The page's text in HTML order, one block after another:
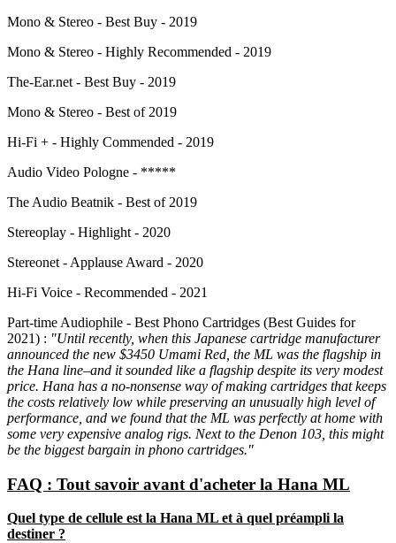
Mono & Stereo - Best Buy - 2019
Mono & Stereo - Highly Recommended - 2019
The-Ear.net - Best Buy - 2019
Mono & Stereo - Best of 2019
Hi-Fi + - Highly Commended - 2019
Audio Video Pologne - *****
The Audio Beatnik - Best of 2019
Stereoplay - Highlight - 2020
Stereonet - Applause Award - 2020
Hi-Fi Voice - Recommended - 2021
Part-time Audiophile - Best Phono Cartridges (Best Guides for
2021) : "Until recently, when this Japanese cartridge manufacturer
announced the new $3450 Umami Red, the ML was the flagship in
the Hana line–and it sounded like a flagship despite its very modest
price. Hana has a no-nonsense way of making cartridges that keeps
the costs relatively low while preserving an unusually high level of
performance, and we found that the ML was perfectly at home with
some very expensive analog rigs. Next to the Denon 103, this might
be the biggest bargain in phono cartridges."
FAQ : Tout savoir avant d'acheter la Hana ML
Quel type de cellule est la Hana ML et à quel préampli la
destiner ?